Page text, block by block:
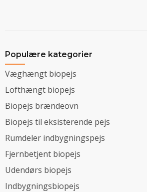
Populære kategorier
Væghængt biopejs
Lofthængt biopejs
Biopejs brændeovn
Biopejs til eksisterende pejs
Rumdeler indbygningspejs
Fjernbetjent biopejs
Udendørs biopejs
Indbygningsbiopejs